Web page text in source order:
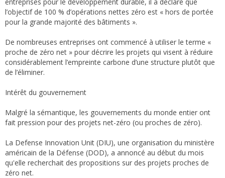
l’objectif de 100 % d’opérations nettes zéro est « hors de portée
pour la grande majorité des bâtiments ».
De nombreuses entreprises ont commencé à utiliser le terme «
proche de zéro net » pour décrire les projets qui visent à réduire
considérablement l’empreinte carbone d’une structure plutôt que
de l’éliminer.
Intérêt du gouvernement
Malgré la sémantique, les gouvernements du monde entier ont
fait pression pour des projets net-zéro (ou proches de zéro).
La Defense Innovation Unit (DIU), une organisation du ministère
américain de la Défense (DOD), a annoncé au début du mois
qu'elle recherchait des propositions sur des projets proches de
zéro net.